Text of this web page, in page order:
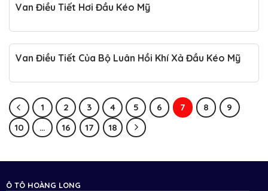
Van Điều Tiết Hơi Đầu Kéo Mỹ
Van Điều Tiết Của Bộ Luân Hồi Khí Xả Đầu Kéo Mỹ
1 2 3 4 5 6 7 8
9
10
… 16 17 18
Ô TÔ HOÀNG LONG